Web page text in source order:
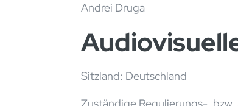
Andrei Druga
Sitzland: Deutschland